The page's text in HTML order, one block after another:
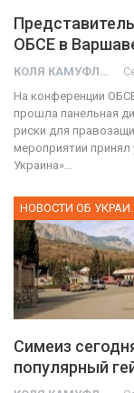
ОБСЕ в
КОЛЯ КАМУФЛЯЖ
На конференции
прошла панельная
риски для
мероприятии принял
Украина»…
Симеиз
популярный